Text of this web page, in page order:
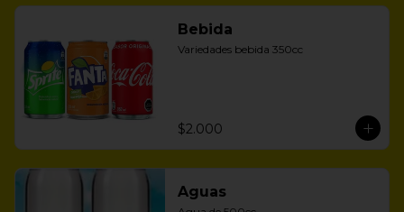
Bebida
Variedades bebida 350cc
$2.000
Aguas